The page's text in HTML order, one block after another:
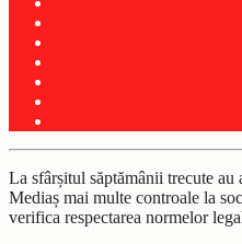
La sfârșitul săptămânii trecute
Mediaș mai multe controale la
verifica respectarea normelor